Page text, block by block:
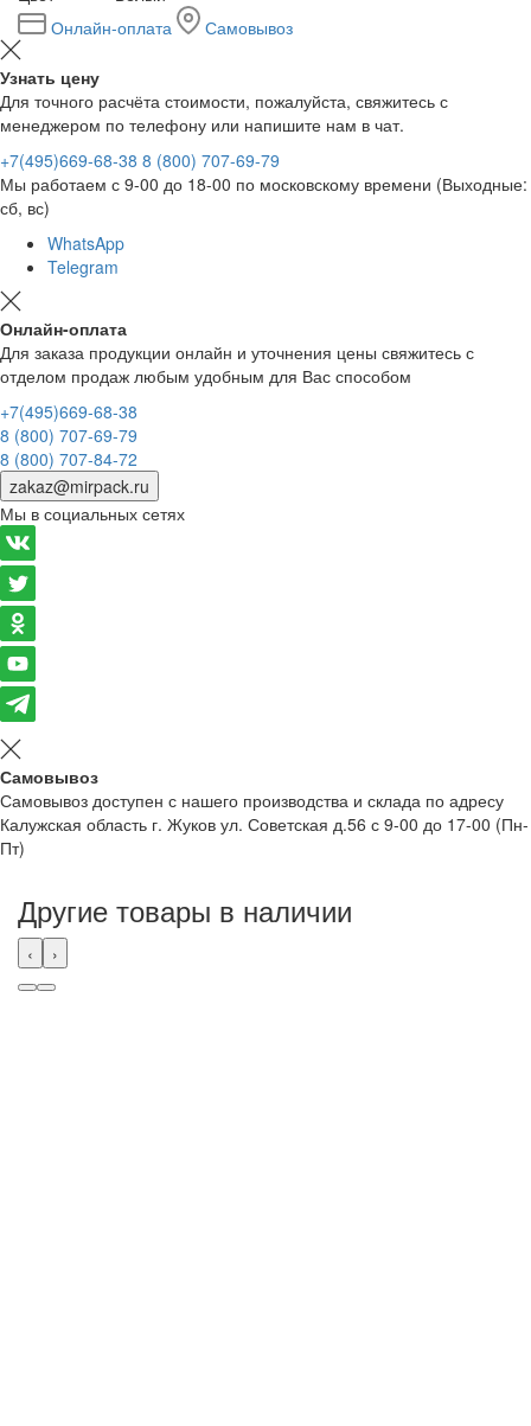
Онлайн-оплата
Самовывоз
Узнать цену
Для точного расчёта стоимости, пожалуйста, свяжитесь с
менеджером по телефону или напишите нам в чат.
+7(495)669-68-38 8 (800) 707-69-79
Мы работаем с 9-00 до 18-00 по московскому времени (Выходные:
сб, вс)
WhatsApp
Telegram
Онлайн-оплата
Для заказа продукции онлайн и уточнения цены свяжитесь с
отделом продаж любым удобным для Вас способом
+7(495)669-68-38
8 (800) 707-69-79
8 (800) 707-84-72
zakaz@mirpack.ru
Мы в социальных сетях
Самовывоз
Самовывоз доступен с нашего производства и склада по адресу
Калужская область г. Жуков ул. Советская д.56 с 9-00 до 17-00 (Пн-
Пт)
Другие товары в наличии
‹ ›